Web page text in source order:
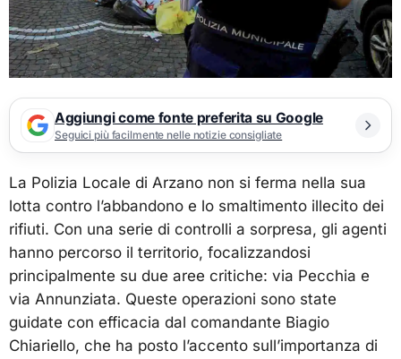
Aggiungi come fonte preferita su Google
Seguici più facilmente nelle notizie consigliate
La Polizia Locale di Arzano non si ferma nella sua
lotta contro l’abbandono e lo smaltimento illecito dei
rifiuti. Con una serie di controlli a sorpresa, gli agenti
hanno percorso il territorio, focalizzandosi
principalmente su due aree critiche: via Pecchia e
via Annunziata. Queste operazioni sono state
guidate con efficacia dal comandante Biagio
Chiariello, che ha posto l’accento sull’importanza di